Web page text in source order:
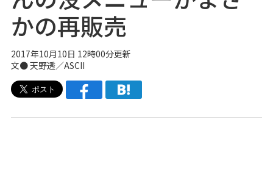
かの再販売
2017年10月10日 12時00分更新
文● 天野透／ASCII